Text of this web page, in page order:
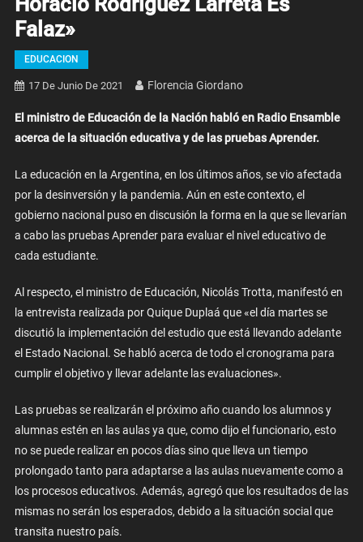
Falaz»
EDUCACION
17 De Junio De 2021 Florencia Giordano
El ministro de Educación de la Nación habló en Radio Ensamble
acerca de la situación educativa y de las pruebas Aprender.
La educación en la Argentina, en los últimos años, se vio afectada
por la desinversión y la pandemia. Aún en este contexto, el
gobierno nacional puso en discusión la forma en la que se llevarían
a cabo las pruebas Aprender para evaluar el nivel educativo de
cada estudiante.
Al respecto, el ministro de Educación, Nicolás Trotta, manifestó en
la entrevista realizada por Quique Duplaá que «el día martes se
discutió la implementación del estudio que está llevando adelante
el Estado Nacional. Se habló acerca de todo el cronograma para
cumplir el objetivo y llevar adelante las evaluaciones».
Las pruebas se realizarán el próximo año cuando los alumnos y
alumnas estén en las aulas ya que, como dijo el funcionario, esto
no se puede realizar en pocos días sino que lleva un tiempo
prolongado tanto para adaptarse a las aulas nuevamente como a
los procesos educativos. Además, agregó que los resultados de las
mismas no serán los esperados, debido a la situación social que
transita nuestro país.